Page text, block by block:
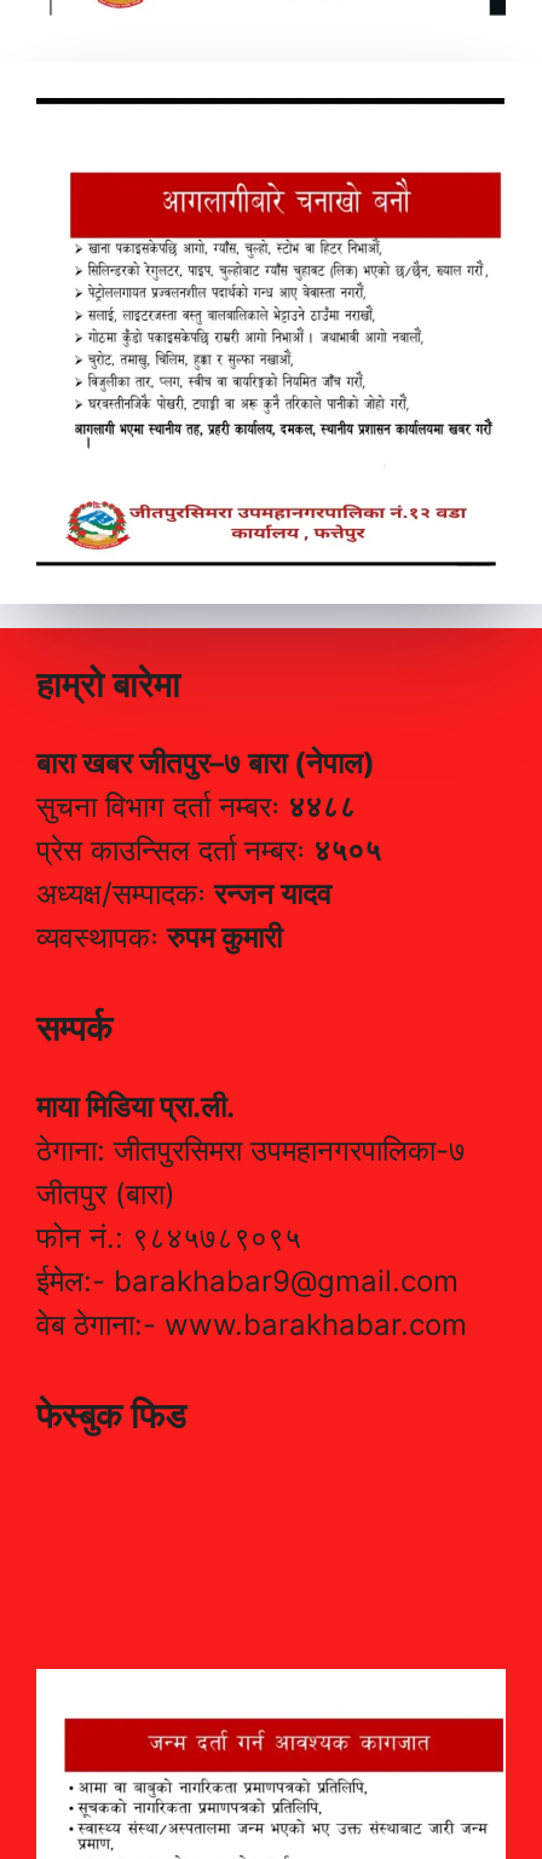
हाम्रो बारेमा
बारा खबर जीतपुर–७ बारा (नेपाल)
सुचना विभाग दर्ता नम्बरः ४४८८
प्रेस काउन्सिल दर्ता नम्बरः ४५०५
अध्यक्ष/सम्पादकःरन्जन यादव
व्यवस्थापकःरुपम कुमारी
सम्पर्क
माया मिडिया प्रा.ली.
ठेगाना: जीतपुरसिमरा उपमहानगरपालिका-७
जीतपुर (बारा)
फोन नं.: ९८४५७८९०९५
ईमेल:- barakhabar9@gmail.com
वेब ठेगाना:- www.barakhabar.com
फेस्बुक फिड